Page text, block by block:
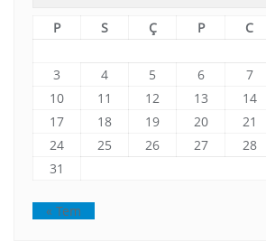
P S Ç P C
3
4 5 6 7
10
11 12 13 14
17
18 19 20 21
24
25 26 27 28
31
« Tem